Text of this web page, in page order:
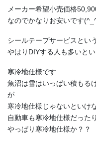
メーカー希望小売価格
なのでかなりお安いです
シールテープサービスとい
やはりDIYする人も多いと
寒冷地仕様です
魚沼は雪はいっぱい積もる
が
寒冷地仕様じゃないといけ
自動車も寒冷地仕様だった
やっぱり寒冷地仕様か？？